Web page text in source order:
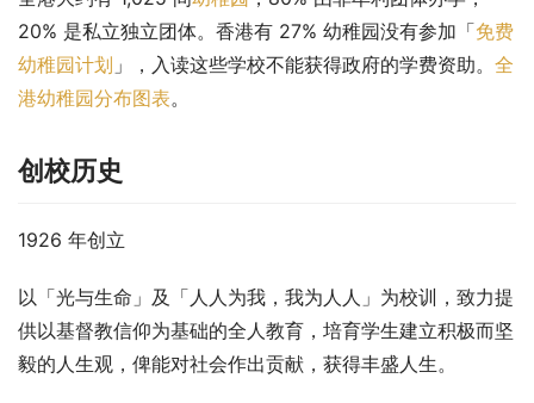
20% 是私立独立团体。香港有 27% 幼稚园没有参加「免费
幼稚园计划 」，入读这些学校不能获得政府的学费资助。 全
港幼稚园分布图表。
创校历史
1926 年创立
以「光与生命」及「人人为我，我为人人」为校训，致力提
供以基督教信仰为基础的全人教育，培育学生建立积极而坚
毅的人生观，俾能对社会作出贡献，获得丰盛人生。